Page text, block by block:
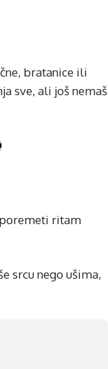
bratanice ili
sve, ali još nemaš
ritam
srcu nego ušima,